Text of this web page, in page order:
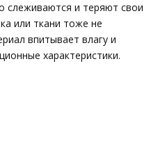
слеживаются и теряют свои
или ткани тоже не
впитывает влагу и
характеристики.